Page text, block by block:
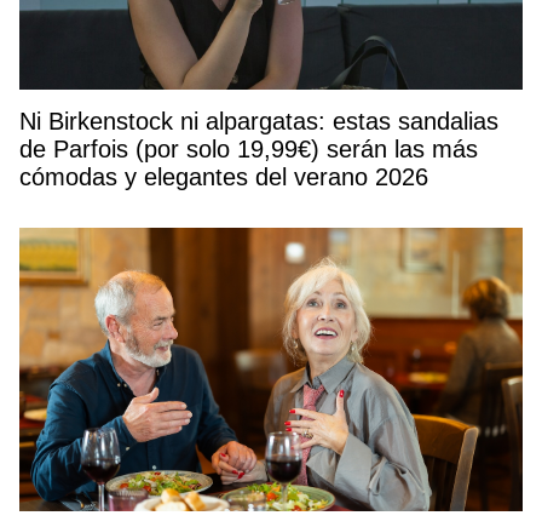
Ni Birkenstock ni alpargatas: estas sandalias
de Parfois (por solo 19,99€) serán las más
cómodas y elegantes del verano 2026